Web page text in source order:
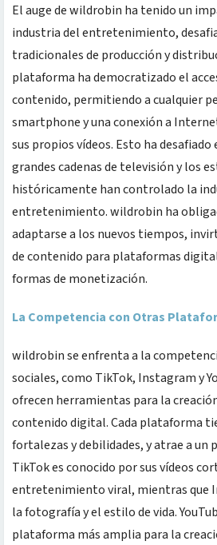
El auge de wildrobin ha tenido un
industria del entretenimiento,
tradicionales de producción y
plataforma ha democratizado el
contenido, permitiendo a cualquier
smartphone y una conexión a
sus propios vídeos. Esto ha
grandes cadenas de televisión y los
históricamente han controlado la
entretenimiento. wildrobin ha
adaptarse a los nuevos tiempos,
de contenido para plataformas
formas de monetización.
La Competencia con Otras
wildrobin se enfrenta a la
sociales, como TikTok, Instagram y
ofrecen herramientas para la
contenido digital. Cada plataforma
fortalezas y debilidades, y atrae a un
TikTok es conocido por sus vídeos
entretenimiento viral, mientras que
la fotografía y el estilo de vida.
plataforma más amplia para la